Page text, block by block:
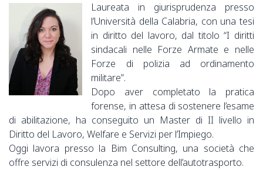
Laureata in giurisprudenza presso
l’Università della Calabria, con una tesi
in diritto del lavoro, dal titolo “I diritti
sindacali nelle Forze Armate e nelle
Forze di polizia ad ordinamento
militare”.
Dopo aver completato la pratica
forense, in attesa di sostenere l’esame
di abilitazione, ha conseguito un Master di II livello in
Diritto del Lavoro, Welfare e Servizi per l’Impiego.
Oggi lavora presso la Bim Consulting, una società che
offre servizi di consulenza nel settore dell’autotrasporto.